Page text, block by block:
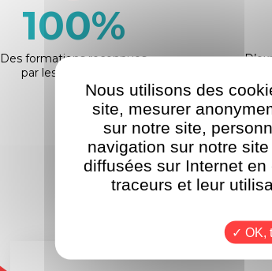
100%
Des formations reconnues
par les employeurs
Nous utilisons des
site, mesurer
sur notre site,
navigation sur notre
diffusées sur Internet
traceurs et leur
✓ OK,